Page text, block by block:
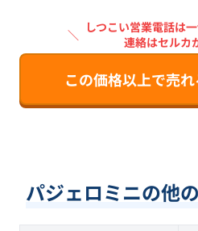
＼ しつこい営業電話は
連絡はセルカ
この価格以上で売
パジェロミニの他